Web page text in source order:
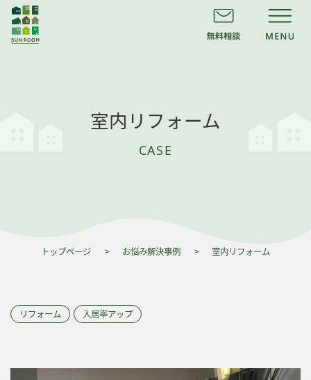
室内リフォーム
CASE
トップページ お悩み解決事例 室内リフォーム
リフォーム 入居率アップ